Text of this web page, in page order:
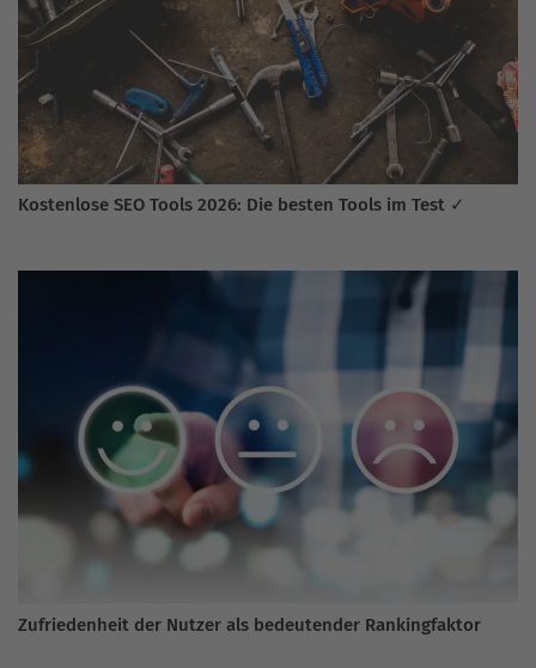
Kostenlose SEO Tools 2026: Die besten Tools im Test ✓
Zufriedenheit der Nutzer als bedeutender Rankingfaktor